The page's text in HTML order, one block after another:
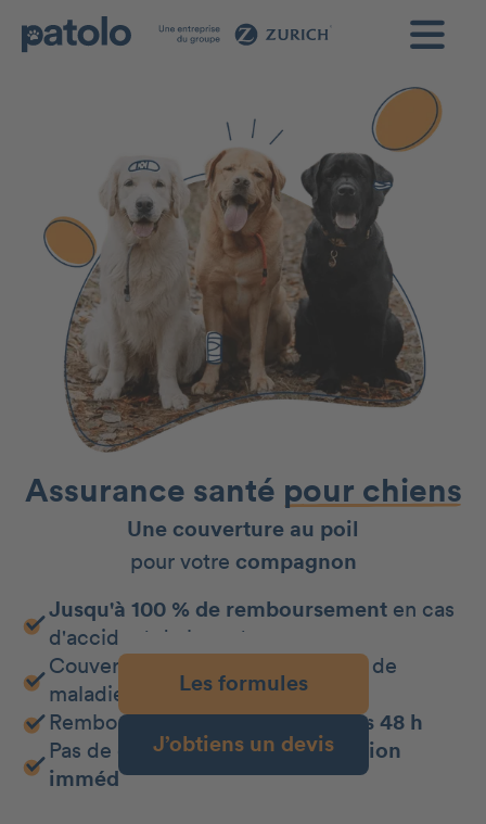
Assurance santé pour chiens
Une couverture au poil
pour votre compagnon
Jusqu'à 100 % de remboursement en cas
d'accident de la route
Couverture
en cas de
maladie
Remboursement de vos frais
sous 48 h
Pas de délai de carence :protection
immédiate !
Les formules
J’obtiens un devis